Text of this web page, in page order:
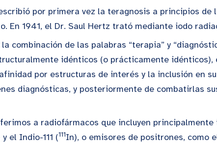
por primera vez la teragnosis a principios
En 1941, el Dr. Saul Hertz trató mediante iodo
combinación de las palabras “terapia” y
idénticos (o prácticamente
por estructuras de interés y la inclusión en
diagnósticas, y posteriormente de combatirlas
a radiofármacos que incluyen
y el Indio-111 (111In), o emisores de positrones, como